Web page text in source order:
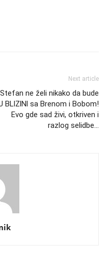
Next article
Stefan ne želi nikako da bude
BLlZlNl sa Brenom i Bobom!
Evo gde sad živi, otkriven i
razlog selidbe…